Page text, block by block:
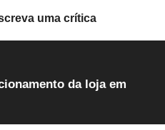
da loja em
uma crítica